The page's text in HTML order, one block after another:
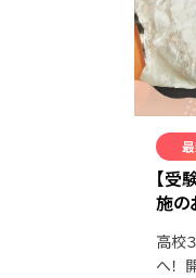
【受
施の
高校
へ！